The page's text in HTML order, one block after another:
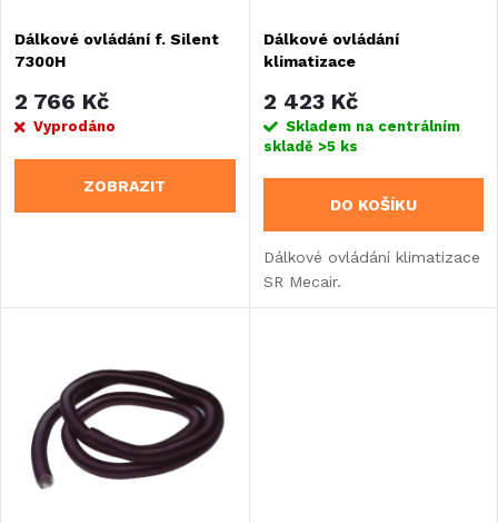
p
r
o
d
ů
s
p
r
u
ů
Dálkové ovládání f. Silent
7300H
2 766 Kč
Vyprodáno
ZOBRAZIT
Dálkové ovládání
klimatizace
2 423 Kč
Skladem na centrálním
skladě >5 ks
DO KOŠÍKU
Dálkové ovládání klimatizace
SR Mecair.